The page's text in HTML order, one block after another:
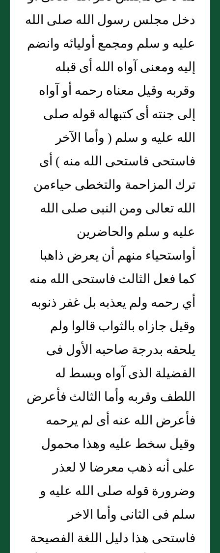
دخل مجلس رسول الله صلى الله
عليه و سلم ومجمع أوليائه وانضم
إليه ومعنى آواه الله أى قبله
وقربه وقيل معناه رحمه أو آواه
إلى جنته أى كتبهاله قوله صلى
الله عليه و سلم ( وأما الآخر
فاستحى فاستحى الله منه ) أى
ترك المزاحمة والتخطى حياءمن
الله تعالى ومن النبى صلى الله
عليه و سلم والحاضرين
أواستحياء منهم أن يعرض ذاهبا
كما فعل الثالث فاستحى الله منه
أي رحمه ولم يعذبه بل غفر ذنوبه
وقيل جازاه بالثواب قالوا ولم
يلحقه بدرجة صاحبه الأول فى
الفضيلة الذى آواه وبسط له
اللطف وقربه وأما الثالث فأعرض
فأعرض الله عنه أى لم يرحمه
وقيل سخط عليه وهذا محمول
على أنه ذهب معرضا لا لعذر
وضرورة قوله صلى الله عليه و
سلم فى الثانى وأما الاخر
فاستحى هذا دليل اللغة الفصيحة